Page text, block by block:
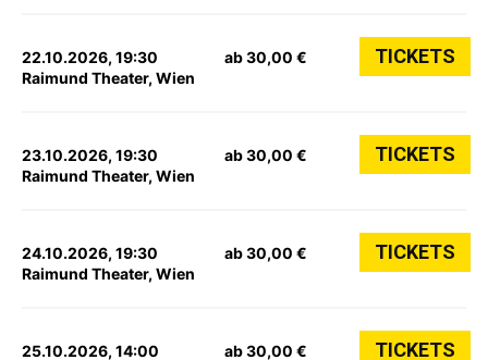
22.10.2026, 19:30
Raimund Theater, Wien
ab 30,00 € TICKETS
23.10.2026, 19:30
Raimund Theater, Wien
ab 30,00 € TICKETS
24.10.2026, 19:30
Raimund Theater, Wien
ab 30,00 € TICKETS
25.10.2026, 14:00
ab 30,00 € TICKETS